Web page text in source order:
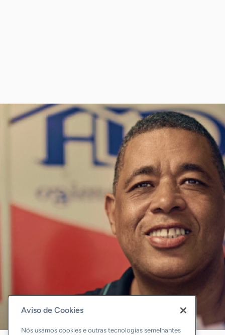
Aviso de Cookies
Nós usamos cookies e outras tecnologias semelhantes